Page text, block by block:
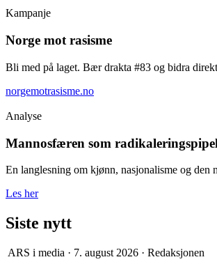
Kampanje
Norge mot rasisme
Bli med på laget. Bær drakta #83 og bidra
norgemotrasisme.no
Analyse
Mannosfæren som
En langlesning om kjønn, nasjonalisme og den
Les her
Siste nytt
ARS i media · 7. august 2026 · Redaksjonen